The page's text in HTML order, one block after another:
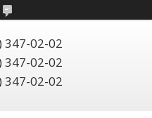
347-02-02
347-02-02
347-02-02